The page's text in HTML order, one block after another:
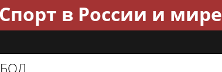
Спорт в России и мире